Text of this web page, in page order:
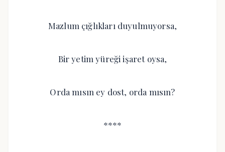
Mazlum çığlıkları duyulmuyorsa,
Bir yetim yüreği işaret oysa,
Orda mısın ey dost, orda mısın?
****